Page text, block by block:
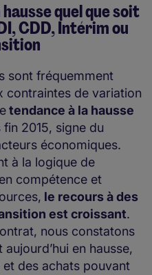
quel que soit
CDD, Intérim ou
sont fréquemment
contraintes de variation
tendance à la hausse
fin 2015, signe du
économiques.
à la logique de
compétence et
le recours à des
est croissant.
nous constatons
en hausse,
des achats pouvant